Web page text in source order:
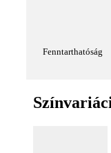
Fenntarthatóság